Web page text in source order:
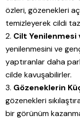
özleri, gözenekleri
temizleyerek cildi
Cilt Yenilenmesi
yenilenmesini ve
yaptıranlar daha
cilde kavuşabilirler.
Gözeneklerin
gözenekleri
bir görünüm